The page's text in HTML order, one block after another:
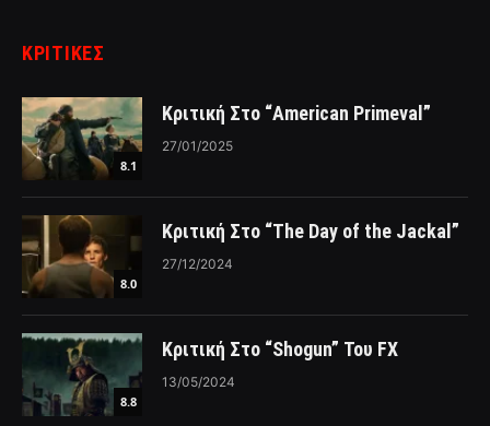
ΚΡΙΤΙΚΈΣ
8.1
Κριτική Στο “American Primeval”
27/01/2025
8.0
Κριτική Στο “The Day of the Jackal”
27/12/2024
8.8
Κριτική Στο “Shogun” Του FX
13/05/2024